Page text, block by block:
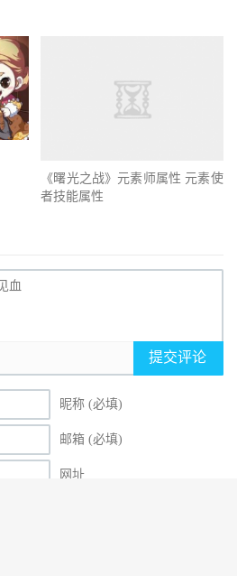
《曙光之战》元素师属性 元素使
者技能属性
提交评论
昵称 (必填)
邮箱 (必填)
网址